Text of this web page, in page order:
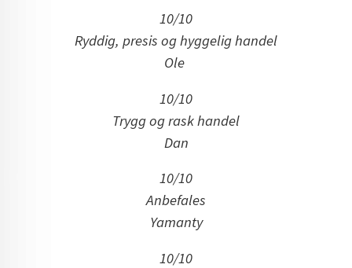
10/10
Ryddig, presis og hyggelig handel
Ole
10/10
Trygg og rask handel
Dan
10/10
Anbefales
Yamanty
10/10